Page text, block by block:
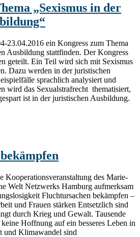
„Sexismus in der
23.04.2016 ein Kongress zum Thema
Ausbildung stattfinden. Der Kongress
geteilt. Ein Teil wird sich mit Sexismus
Dazu werden in der juristischen
sprachlich analysiert und
wird das Sexualstrafrecht thematisiert,
ist in der juristischen Ausbildung.
Kooperationsveranstaltung des Marie-
Welt Netzwerks Hamburg aufmerksam
Fluchtursachen bekämpfen –
und Frauen stärken Entsetzlich sind
durch Krieg und Gewalt. Tausende
Hoffnung auf ein besseres Leben in
und Klimawandel sind